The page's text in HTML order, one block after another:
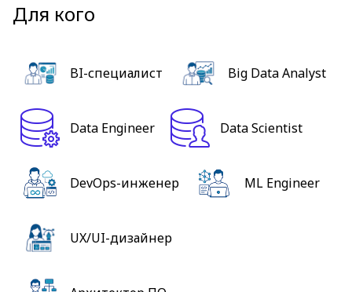
Для кого
BI-специалист Big Data Analyst
Data Engineer Data Scientist
DevOps-инженер ML Engineer
UX/UI-дизайнер